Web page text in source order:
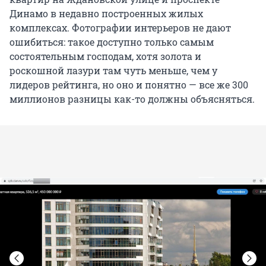
Динамо в недавно построенных жилых
комплексах. Фотографии интерьеров не дают
ошибиться: такое доступно только самым
состоятельным господам, хотя золота и
роскошной лазури там чуть меньше, чем у
лидеров рейтинга, но оно и понятно — все же 300
миллионов разницы как-то должны объясняться.